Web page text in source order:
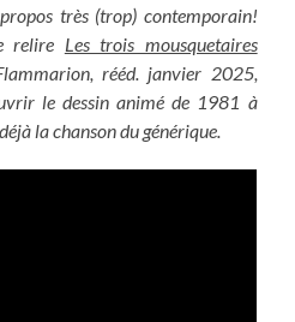
très (trop) contemporain!
relire Les trois mousquetaires
rééd. janvier 2025,
le dessin animé de 1981 à
la chanson du générique.